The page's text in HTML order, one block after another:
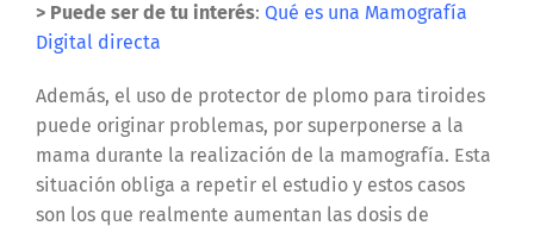
> Puede ser de tu interés: Qué es una Mamografía
Digital directa
Además, el uso de protector de plomo para tiroides
puede originar problemas, por superponerse a la
mama durante la realización de la mamografía. Esta
situación obliga a repetir el estudio y estos casos
son los que realmente aumentan las dosis de